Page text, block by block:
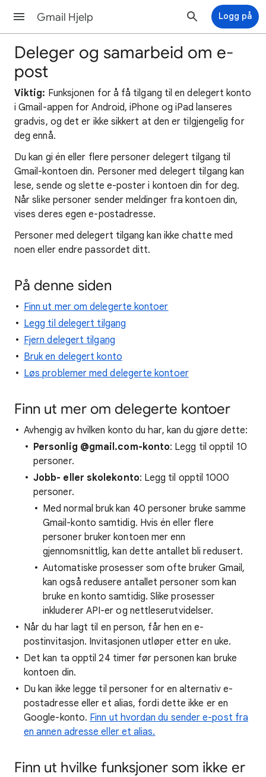
Gmail Hjelp Logg på
Deleger og samarbeid om e-
post
Viktig: Funksjonen for å få tilgang til en delegert konto
i Gmail-appen for Android, iPhone og iPad lanseres
gradvis, og det er ikke sikkert at den er tilgjengelig for
deg ennå.
Du kan gi én eller flere personer delegert tilgang til
Gmail-kontoen din. Personer med delegert tilgang kan
lese, sende og slette e-poster i kontoen din for deg.
Når slike personer sender meldinger fra kontoen din,
vises deres egen e-postadresse.
Personer med delegert tilgang kan ikke chatte med
noen eller endre passordet ditt.
På denne siden
Finn ut mer om delegerte kontoer
Legg til delegert tilgang
Fjern delegert tilgang
Bruk en delegert konto
Løs problemer med delegerte kontoer
Finn ut mer om delegerte kontoer
Avhengig av hvilken konto du har, kan du gjøre dette:
Personlig @gmail.com-konto: Legg til opptil 10
personer.
Jobb- eller skolekonto: Legg til opptil 1000
personer.
Med normal bruk kan 40 personer bruke samme
Gmail-konto samtidig. Hvis én eller flere
personer bruker kontoen mer enn
gjennomsnittlig, kan dette antallet bli redusert.
Automatiske prosesser som ofte bruker Gmail,
kan også redusere antallet personer som kan
bruke en konto samtidig. Slike prosesser
inkluderer API-er og nettleserutvidelser.
Når du har lagt til en person, får hen en e-
postinvitasjon. Invitasjonen utløper etter en uke.
Det kan ta opptil 24 timer før personen kan bruke
kontoen din.
Du kan ikke legge til personer for en alternativ e-
postadresse eller et alias, fordi dette ikke er en
Google-konto. Finn ut hvordan du sender e-post fra
en annen adresse eller et alias.
Finn ut hvilke funksjoner som ikke er